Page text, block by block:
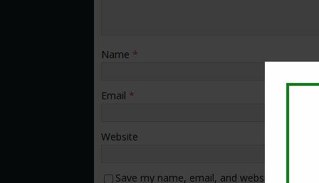
Name *
Email *
Website
Save my name, email, and website in this